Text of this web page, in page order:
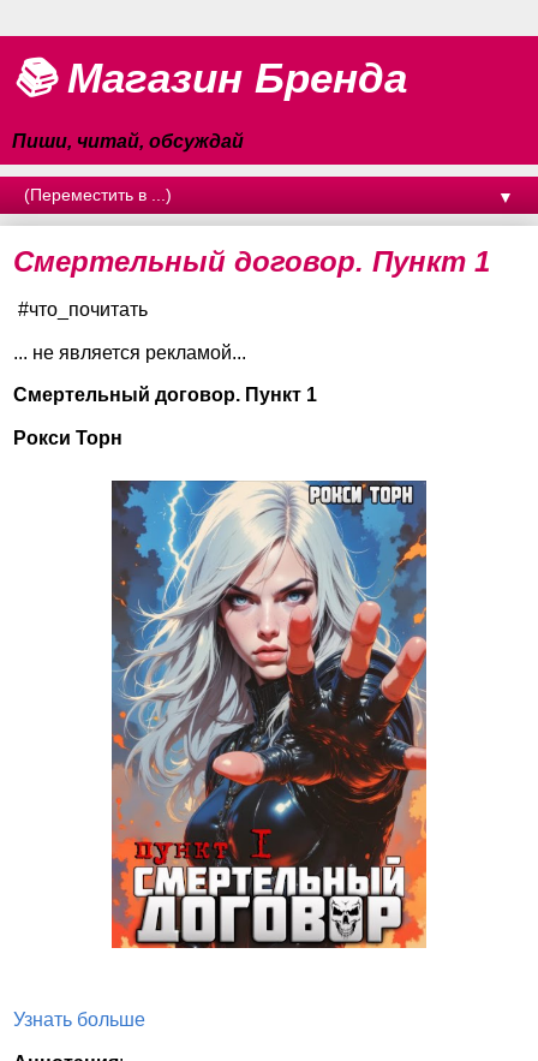
📚 Магазин Бренда
Пиши, читай, обсуждай
▼
Смертельный договор. Пункт 1
#что_почитать
... не является рекламой...
Смертельный договор. Пункт 1
Рокси Торн
Узнать больше